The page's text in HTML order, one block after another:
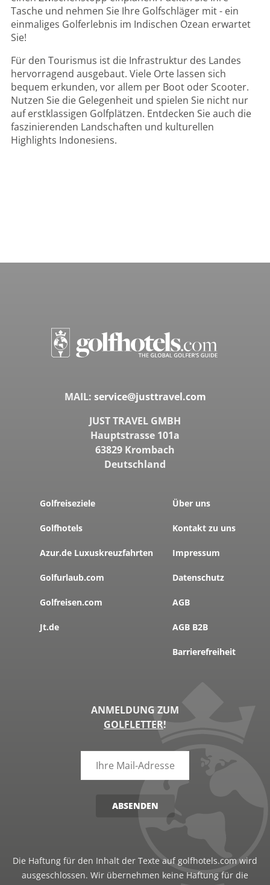
Tasche und nehmen Sie Ihre Golfschläger mit - ein
einmaliges Golferlebnis im Indischen Ozean erwartet
Sie!
Für den Tourismus ist die Infrastruktur des Landes
hervorragend ausgebaut. Viele Orte lassen sich
bequem erkunden, vor allem per Boot oder Scooter.
Nutzen Sie die Gelegenheit und spielen Sie nicht nur
auf erstklassigen Golfplätzen. Entdecken Sie auch die
faszinierenden Landschaften und kulturellen
Highlights Indonesiens.
MAIL: service@justtravel.com
JUST TRAVEL GMBH
Hauptstrasse 101a
63829 Krombach
Deutschland
Golfreiseziele
Golfhotels
Azur.de Luxuskreuzfahrten
Golfurlaub.com
Golfreisen.com
Jt.de
Über uns
Kontakt zu uns
Impressum
Datenschutz
AGB
AGB B2B
Barrierefreiheit
ANMELDUNG ZUM
GOLFLETTER!
ABSENDEN
Die Haftung für den Inhalt der Texte auf golfhotels.com wird
ausgeschlossen. Wir übernehmen keine Haftung für die